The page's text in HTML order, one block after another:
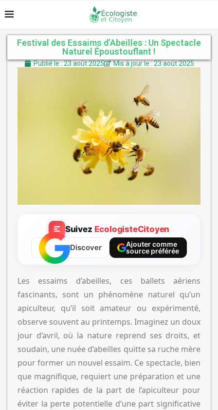
Festival des Essaims d’Abeilles : Un Spectacle
Naturel Époustouflant !
Publié le : 23 août 2025 Mis à jour le : 23 août 2025
Suivez EcologisteCitoyen
Discover
Ajouter comme
source préférée
Les essaims d’abeilles, ces ballets aériens
fascinants, sont un phénomène naturel qu’un
apiculteur, qu’il soit amateur ou expérimenté,
observe souvent au printemps. Imaginez un doux
jour d’avril, où la nature reprend ses droits, et
soudain, une nuée d’abeilles quitte sa ruche mère
pour former un nouvel essaim. Ce spectacle, bien
que magnifique, requiert une préparation et une
réaction rapides de la part de l’apiculteur pour
éviter la perte potentielle d’une part significative